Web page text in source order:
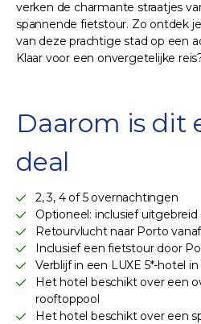
verken de charmante straatjes
spannende fietstour. Zo ontdek
van deze prachtige stad op een
Klaar voor een onvergetelijke
Daarom is dit
deal
2, 3, 4 of 5 overnachtingen
Optioneel: inclusief
Retourvlucht naar Porto
Inclusief een fietstour door
Verblijf in een LUXE 5*-hotel
Het hotel beschikt over een
rooftoppool
Het hotel beschikt over een